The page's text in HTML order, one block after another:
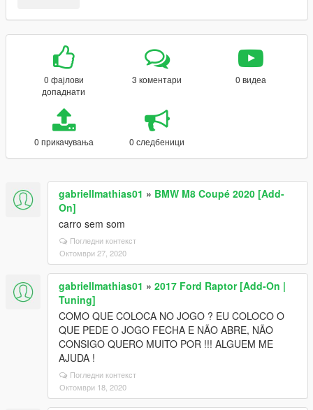
0 фајлови
допаднати
3 коментари 0 видеа
0 прикачувања 0 следбеници
gabriellmathias01 » BMW M8 Coupé 2020 [Add-
On]
carro sem som
Погледни контекст
Октомври 27, 2020
gabriellmathias01 » 2017 Ford Raptor [Add-On |
Tuning]
COMO QUE COLOCA NO JOGO ? EU COLOCO O
QUE PEDE O JOGO FECHA E NÃO ABRE, NÃO
CONSIGO QUERO MUITO POR !!! ALGUEM ME
AJUDA !
Погледни контекст
Октомври 18, 2020